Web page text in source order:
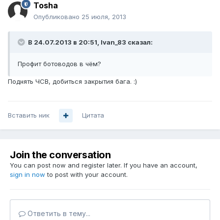
Tosha
Опубликовано 25 июля, 2013
В 24.07.2013 в 20:51, Ivan_83 сказал:
Профит ботоводов в чём?
Поднять ЧСВ, добиться закрытия бага. :)
Вставить ник Цитата
Join the conversation
You can post now and register later. If you have an account,
sign in now to post with your account.
Ответить в тему...